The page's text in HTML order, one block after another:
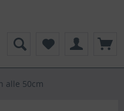
alle 50cm